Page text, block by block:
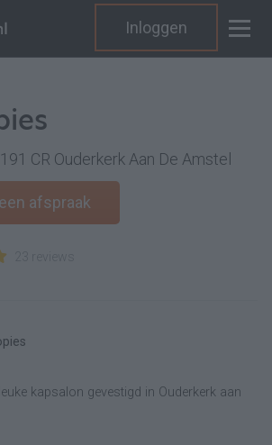
Inloggen
CR Ouderkerk Aan De Amstel
afspraak
kapsalon gevestigd in Ouderkerk aan